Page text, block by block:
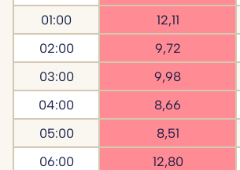
01:00
12,11
02:00
9,72
03:00
9,98
04:00
8,66
05:00
8,51
06:00
12,80